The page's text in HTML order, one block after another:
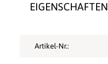
EIGENSCHAFTEN
Artikel-Nr.: